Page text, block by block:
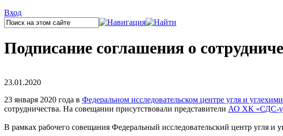
Вход
Подписание соглашения о
23.01.2020
23 января 2020 года в Федеральном исследовательском центре угля и
сотрудничества. На совещании присутствовали представители АО ХК «СДС-
В рамках рабочего совещания Федеральный исследовательский центр угля